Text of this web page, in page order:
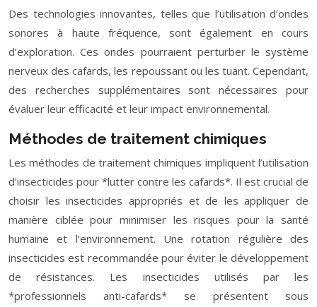
Des technologies innovantes, telles que l’utilisation d’ondes
sonores à haute fréquence, sont également en cours
d’exploration. Ces ondes pourraient perturber le système
nerveux des cafards, les repoussant ou les tuant. Cependant,
des recherches supplémentaires sont nécessaires pour
évaluer leur efficacité et leur impact environnemental.
Méthodes de traitement chimiques
Les méthodes de traitement chimiques impliquent l’utilisation
d’insecticides pour *lutter contre les cafards*. Il est crucial de
choisir les insecticides appropriés et de les appliquer de
manière ciblée pour minimiser les risques pour la santé
humaine et l’environnement. Une rotation régulière des
insecticides est recommandée pour éviter le développement
de résistances. Les insecticides utilisés par les
*professionnels anti-cafards* se présentent sous